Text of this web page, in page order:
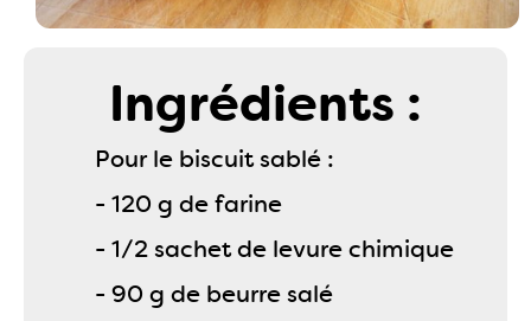
Ingrédients :
Pour le biscuit sablé :
- 120 g de farine
- 1/2 sachet de levure chimique
- 90 g de beurre salé